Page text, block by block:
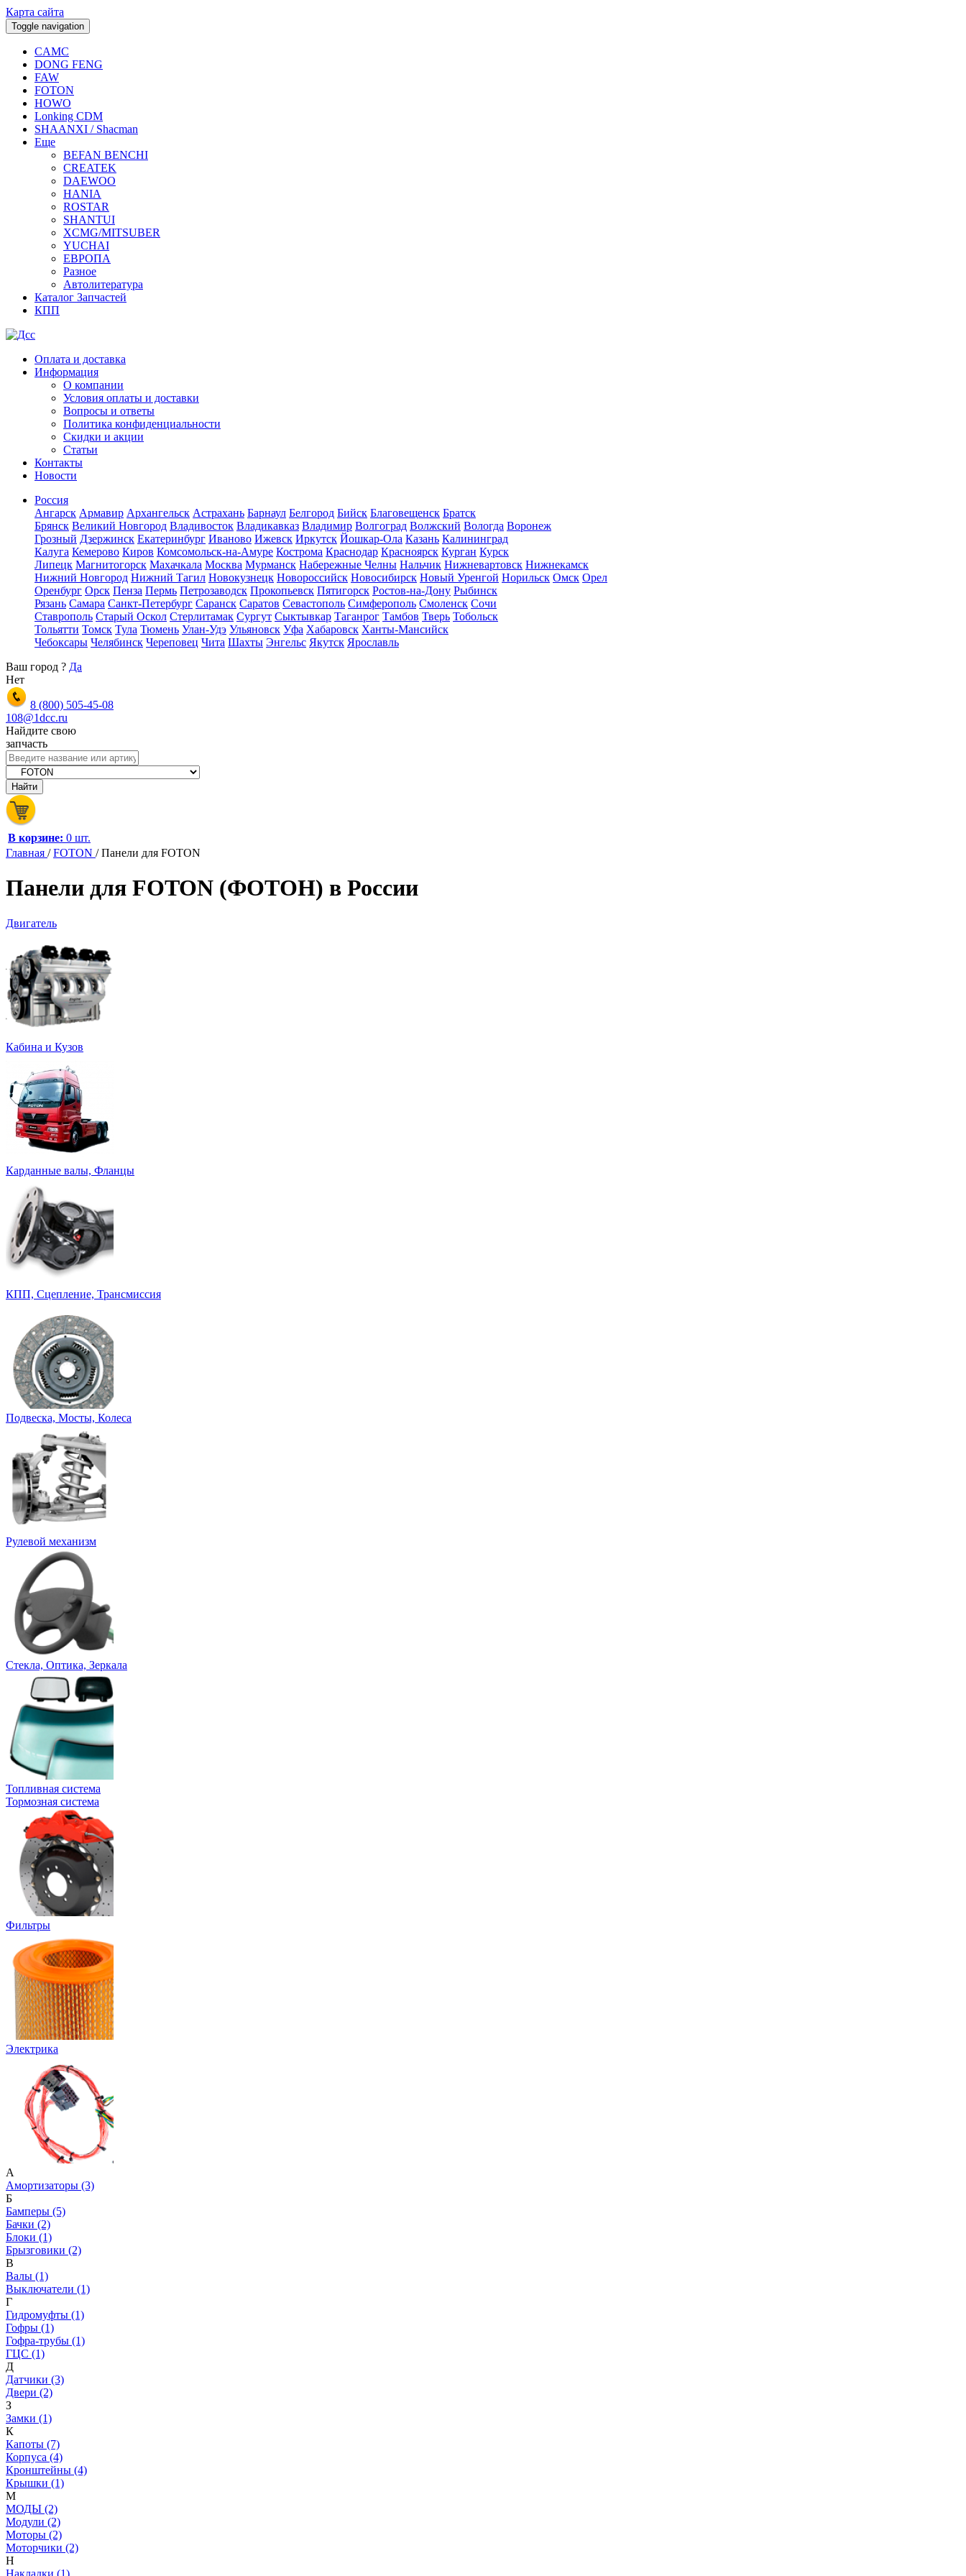
Карта сайта
Toggle navigation
CAMC
DONG FENG
FAW
FOTON
HOWO
Lonking CDM
SHAANXI / Shacman
Еще
BEFAN BENCHI
CREATEK
DAEWOO
HANIA
ROSTAR
SHANTUI
XCMG/MITSUBER
YUCHAI
ЕВРОПА
Разное
Aвтолитература
Каталог Запчастей
КПП
Оплата и доставка
Информация
О компании
Условия оплаты и доставки
Вопросы и ответы
Политика конфиденциальности
Скидки и акции
Статьи
Контакты
Новости
Россия
Ангарск Армавир Архангельск Астрахань Барнаул Белгород Бийск Благовещенск Братск
Брянск Великий Новгород Владивосток Владикавказ Владимир Волгоград Волжский Вологда Воронеж
Грозный Дзержинск Екатеринбург Иваново Ижевск Иркутск Йошкар-Ола Казань Калининград
Калуга Кемерово Киров Комсомольск-на-Амуре Кострома Краснодар Красноярск Курган Курск
Липецк Магнитогорск Махачкала Москва Мурманск Набережные Челны Нальчик Нижневартовск Нижнекамск
Нижний Новгород Нижний Тагил Новокузнецк Новороссийск Новосибирск Новый Уренгой Норильск Омск Орел
Оренбург Орск Пенза Пермь Петрозаводск Прокопьевск Пятигорск Ростов-на-Дону Рыбинск
Рязань Самара Санкт-Петербург Саранск Саратов Севастополь Симферополь Смоленск Сочи
Ставрополь Старый Оскол Стерлитамак Сургут Сыктывкар Таганрог Тамбов Тверь Тобольск
Тольятти Томск Тула Тюмень Улан-Удэ Ульяновск Уфа Хабаровск Ханты-Мансийск
Чебоксары Челябинск Череповец Чита Шахты Энгельс Якутск Ярославль
Ваш город ? Да
Нет
8 (800) 505-45-08
108@1dcc.ru
Найдите свою
запчасть
В корзине: 0 шт.
Главная /FOTON /Панели для FOTON
Панели для FOTON (ФОТОН) в России
Двигатель
Кабина и Кузов
Карданные валы, Фланцы
КПП, Сцепление, Трансмиссия
Подвеска, Мосты, Колеса
Рулевой механизм
Стекла, Оптика, Зеркала
Топливная система
Тормозная система
Фильтры
Электрика
А
Амортизаторы (3)
Б
Бамперы (5)
Бачки (2)
Блоки (1)
Брызговики (2)
В
Валы (1)
Выключатели (1)
Г
Гидромуфты (1)
Гофры (1)
Гофра-трубы (1)
ГЦС (1)
Д
Датчики (3)
Двери (2)
З
Замки (1)
К
Капоты (7)
Корпуса (4)
Кронштейны (4)
Крышки (1)
М
МОДЫ (2)
Модули (2)
Моторы (2)
Моторчики (2)
Н
Накладки (1)